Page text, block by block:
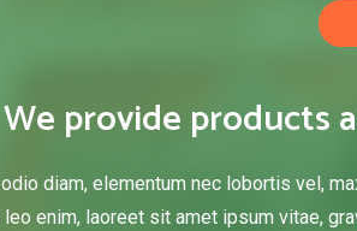
We provide products
diam, elementum nec lobortis vel,
leo enim, laoreet sit amet ipsum vitae,